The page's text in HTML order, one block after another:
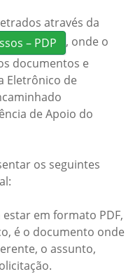
através da
– PDP
, onde o
documentos e
Eletrônico de
de Apoio do
os seguintes
em formato PDF,
é o documento onde
o assunto,